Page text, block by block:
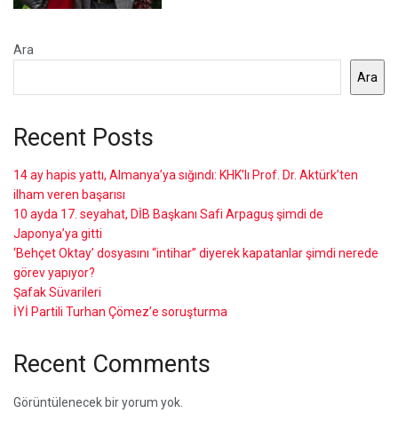
Ara
Ara
Recent Posts
14 ay hapis yattı, Almanya’ya sığındı: KHK’lı Prof. Dr. Aktürk’ten
ilham veren başarısı
10 ayda 17. seyahat, DİB Başkanı Safi Arpaguş şimdi de
Japonya’ya gitti
‘Behçet Oktay’ dosyasını “intihar” diyerek kapatanlar şimdi nerede
görev yapıyor?
Şafak Süvarileri
İYİ Partili Turhan Çömez’e soruşturma
Recent Comments
Görüntülenecek bir yorum yok.